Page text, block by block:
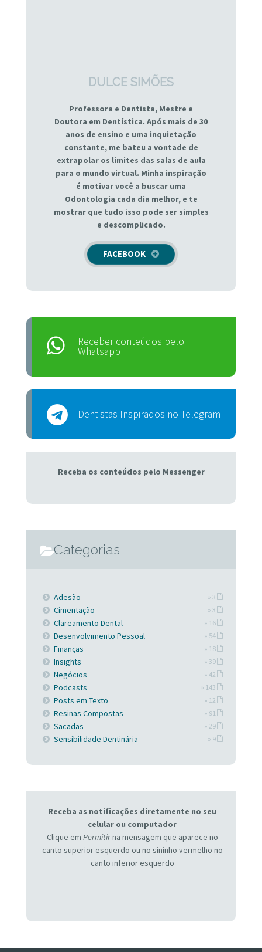
DULCE SIMÕES
Professora e Dentista, Mestre e
Doutora em Dentística. Após mais de 30
anos de ensino e uma inquietação
constante, me bateu a vontade de
extrapolar os limites das salas de aula
para o mundo virtual. Minha inspiração
é motivar você a buscar uma
Odontologia cada dia melhor, e te
mostrar que tudo isso pode ser simples
e descomplicado.
FACEBOOK
Receber conteúdos pelo
Whatsapp
Dentistas Inspirados no Telegram
Receba os conteúdos pelo Messenger
Categorias
Adesão » 3
Cimentação » 3
Clareamento Dental » 16
Desenvolvimento Pessoal » 54
Finanças » 18
Insights » 39
Negócios » 42
Podcasts » 143
Posts em Texto » 12
Resinas Compostas » 91
Sacadas » 29
Sensibilidade Dentinária » 9
Receba as notificações diretamente no seu
celular ou computador
Clique em Permitirna mensagem que aparece no
canto superior esquerdo ou no sininho vermelho no
canto inferior esquerdo